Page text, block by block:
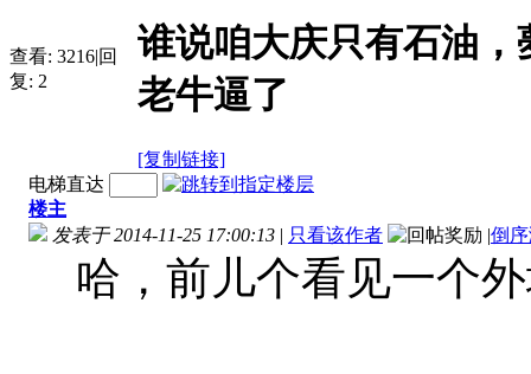
查看: 3216|回
复: 2
谁说咱大庆只有石油
老牛逼了
[复制链接]
电梯直达
楼主
发表于 2014-11-25 17:00:13 | 只看该作者 |倒
哈，前儿个看见一个